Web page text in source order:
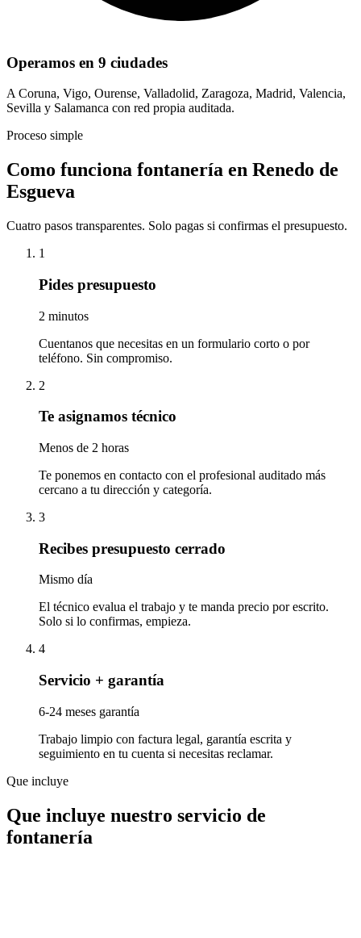
Operamos en 9 ciudades
A Coruna, Vigo, Ourense, Valladolid, Zaragoza, Madrid, Valencia,
Sevilla y Salamanca con red propia auditada.
Proceso simple
Como funciona fontanería en Renedo de
Esgueva
Cuatro pasos transparentes. Solo pagas si confirmas el presupuesto.
1
Pides presupuesto
2 minutos
Cuentanos que necesitas en un formulario corto o por
teléfono. Sin compromiso.
2
Te asignamos técnico
Menos de 2 horas
Te ponemos en contacto con el profesional auditado más
cercano a tu dirección y categoría.
3
Recibes presupuesto cerrado
Mismo día
El técnico evalua el trabajo y te manda precio por escrito.
Solo si lo confirmas, empieza.
4
Servicio + garantía
6-24 meses garantía
Trabajo limpio con factura legal, garantía escrita y
seguimiento en tu cuenta si necesitas reclamar.
Que incluye
Que incluye nuestro servicio de
fontanería